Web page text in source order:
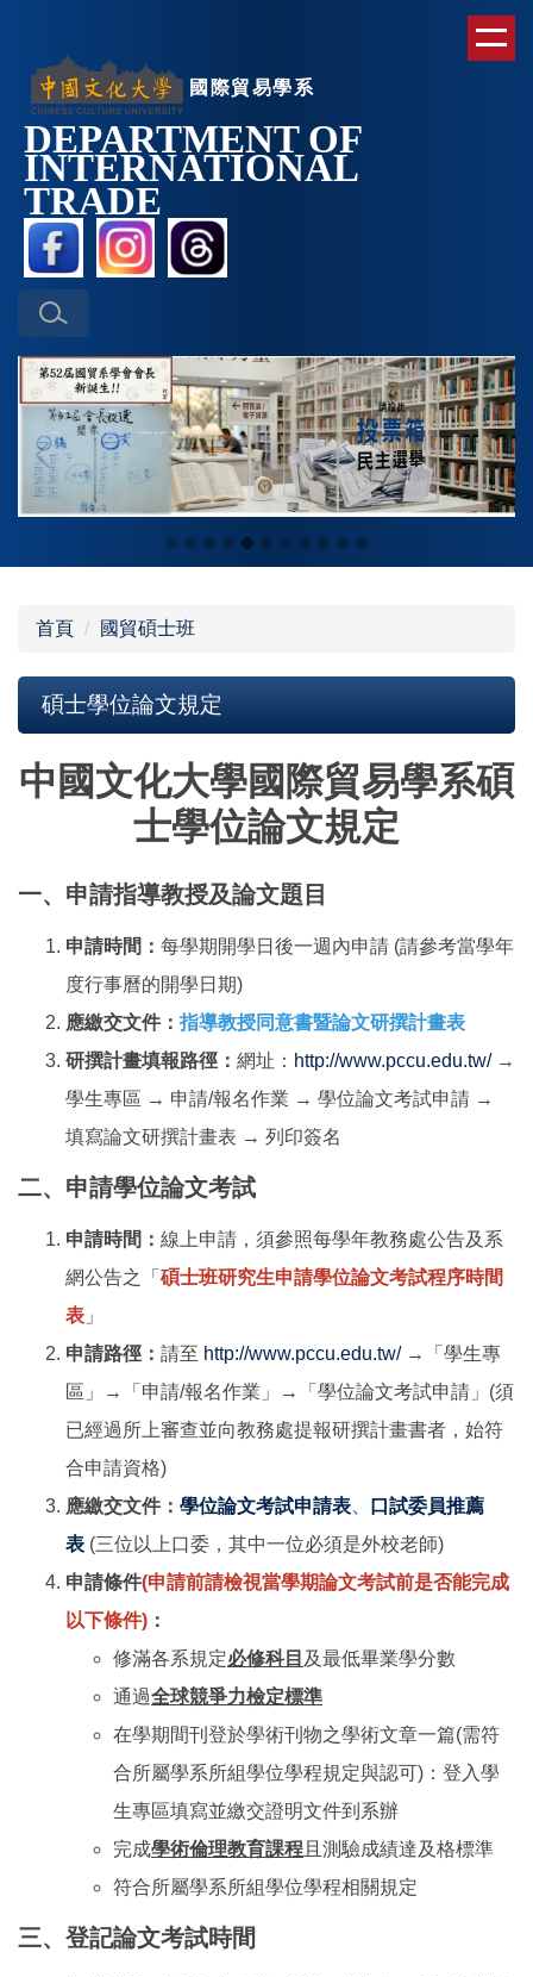
內
容
區
國際貿易學系
DEPARTMENT OF
INTERNATIONAL
TRADE
首頁 國貿碩士班
碩士學位論文規定
中國文化大學國際貿易學系碩
士學位論文規定
一、申請指導教授及論文題目
申請時間： 每學期開學日後一週內申請 (請參考當學年
度行事曆的開學日期)
應繳交文件： 指導教授同意書暨論文研撰計畫表
研撰計畫填報路徑： 網址： http://www.pccu.edu.tw/→
學生專區 → 申請/報名作業 → 學位論文考試申請 →
填寫論文研撰計畫表 → 列印簽名
二、申請學位論文考試
申請時間： 線上申請，須參照每學年教務處公告及系
網公告之「 碩士班研究生申請學位論文考試程序時間
表 」
申請路徑： 請至 http://www.pccu.edu.tw/ →
「學生專
區」→「申請/報名作業」→「學位論文考試申請」(須
已經過所上審查並向教務處提報研撰計畫書者，始符
合申請資格)
應繳交文件： 學位論文考試申請表、
口試委員推薦
表 (三位以上口委，其中一位必須是外校老師)
申請條件(申請前請檢視當學期論文考試前是否能完成
以下條件) ：
修滿各系規定必修科目 及最低畢業學分數
通過全球競爭力檢定標準
在學期間刊登於學術刊物之學術文章一篇(需符
合所屬學系所組學位學程規定與認可)：登入學
生專區填寫並繳交證明文件到系辦
完成學術倫理教育課程 且測驗成績達及格標準
符合所屬學系所組學位學程相關規定
三、登記論文考試時間